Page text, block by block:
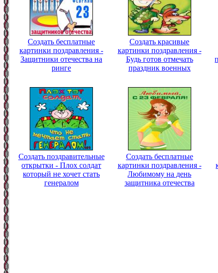
Создать бесплатные
картинки поздравления -
Защитники отечества на
ринге
Создать красивые
картинки поздравления -
Будь готов отмечать
праздник военных
Создать поздравительные
открытки - Плох солдат
который не хочет стать
генералом
Создать бесплатные
картинки поздравления -
Любимому на день
защитника отечества